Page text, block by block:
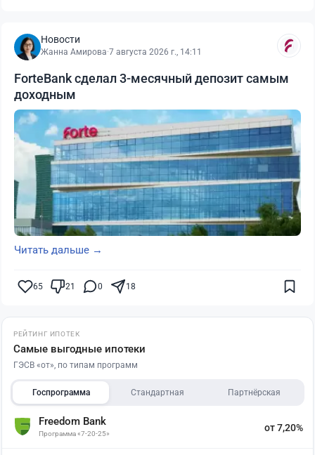
Новости
Жанна Амирова·7 августа 2026 г., 14:11
ForteBank сделал 3-месячный депозит самым
доходным
Читать дальше →
65 21 0 18
РЕЙТИНГ ИПОТЕК
Самые выгодные ипотеки
ГЭСВ «от», по типам программ
Госпрограмма Стандартная Партнёрская
Freedom Bank
Программа «7-20-25»
от 7,20%